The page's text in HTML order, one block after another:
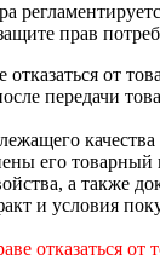
прав
отказаться от
передачи
его товарный
а также
и условия
отказаться от